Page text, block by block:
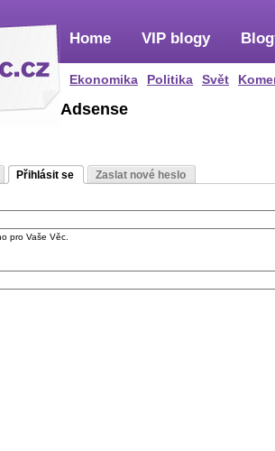
Home
Ekonomika Politika Svět
VIP blogy
Adsense
Přihlásit se Zaslat nové heslo
pro Vaše Věc.